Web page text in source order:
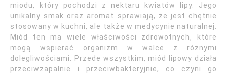
miodu, który pochodzi z nektaru kwiatów lipy. Jego
unikalny smak oraz aromat sprawiają, że jest chętnie
stosowany w kuchni, ale także w medycynie naturalnej.
Miód ten ma wiele właściwości zdrowotnych, które
mogą wspierać organizm w walce z różnymi
dolegliwościami. Przede wszystkim, miód lipowy działa
przeciwzapalnie i przeciwbakteryjnie, co czyni go